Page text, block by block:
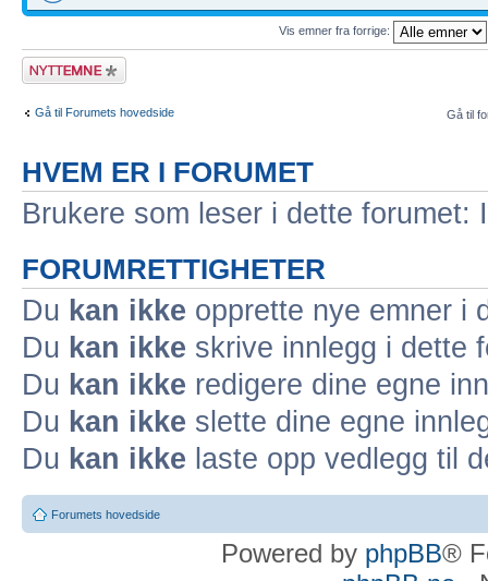
Vis emner fra forrige:
Legg inn et nytt
emne
Gå til Forumets hovedside Gå til
HVEM ER I FORUMET
Brukere som leser i dette
FORUMRETTIGHETER
Du kan ikke opprette nye emner i
Du kan ikke skrive innlegg i dette
Du kan ikke redigere dine egne
Du kan ikke slette dine egne
Du kan ikke laste opp vedlegg til
Forumets hovedside
Powered by phpBB®